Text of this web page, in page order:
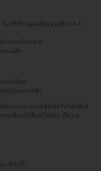
ถึง 80% (แผลมีขนาดเพียง 3-4
ปวดตาน้อยมาก
บเลสิก
ยตาเอียง
ผ่าตัดแบบเลสิก
รักษาภาวะสายตาผิดปกติด้วยวิธีเล
กตาโดยไม่ต้องใช้ใบมีด มีความ
นข้างเร็ว